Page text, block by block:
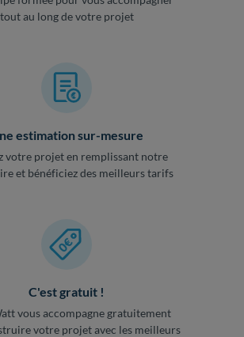
tout au long de votre projet
estimation sur-mesure
votre projet en remplissant notre
et bénéficiez des meilleurs tarifs
C'est gratuit !
vous accompagne gratuitement
votre projet avec les meilleurs